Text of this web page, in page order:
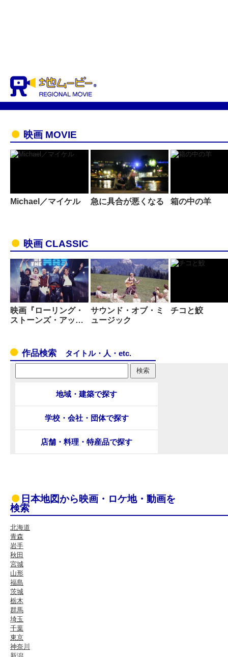
映画 MOVIE
Michael／マイケル 急に具合が悪くなる 箱の中の羊
映画 CLASSIC
映画『ローリング・
ストーンズ・アッ…
サウンド・オブ・ミ
ュージック
チコと鮫
作品検索 タイトル・人・etc.
地域・建築で探す
学校・会社・団体で探す
店舗・料理・特産品で探す
日本地図から映画・ロケ地・動画を
検索
北海道
青森
岩手
秋田
宮城
山形
福島
茨城
栃木
群馬
埼玉
千葉
東京
神奈川